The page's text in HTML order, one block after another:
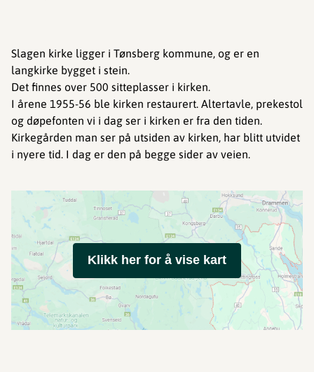
Slagen kirke ligger i Tønsberg kommune, og er en
langkirke bygget i stein.
Det finnes over 500 sitteplasser i kirken.
I årene 1955-56 ble kirken restaurert. Altertavle, prekestol
og døpefonten vi i dag ser i kirken er fra den tiden.
Kirkegården man ser på utsiden av kirken, har blitt utvidet
i nyere tid. I dag er den på begge sider av veien.
Klikk her for å vise kart